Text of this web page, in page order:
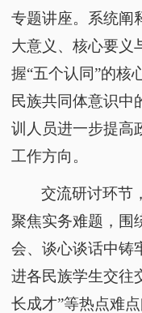
专题讲座。系统阐
大意义、核心要义
握“五个认同”的核
民族共同体意识中
训人员进一步提高
工作方向。
交流研讨环节
聚焦实务难题，围
会、谈心谈话中铸
进各民族学生交往
长成才”等热点难